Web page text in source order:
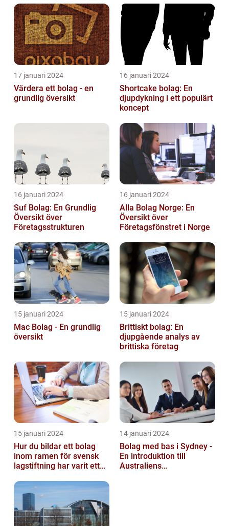
17 januari 2024
Värdera ett bolag - en
grundlig översikt
16 januari 2024
Shortcake bolag: En
djupdykning i ett populärt
koncept
16 januari 2024
Suf Bolag: En Grundlig
Översikt över
Företagsstrukturen
16 januari 2024
Alla Bolag Norge: En
Översikt över
Företagsfönstret i Norge
15 januari 2024
Mac Bolag - En grundlig
översikt
15 januari 2024
Brittiskt bolag: En
djupgående analys av
brittiska företag
15 januari 2024
Hur du bildar ett bolag
inom ramen för svensk
lagstiftning har varit ett
läng...
14 januari 2024
Bolag med bas i Sydney -
En introduktion till
Australiens